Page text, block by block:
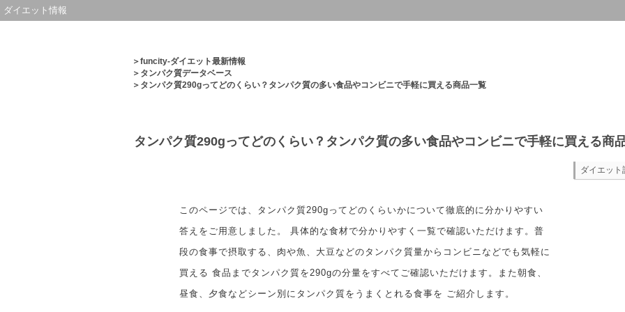
ダイエット情報
＞funcity-ダイエット最新情報
＞ タンパク質データベース
＞タンパク質290gってどのくらい？タンパク質の多い食品やコンビニで手軽に買える商品一覧
タンパク質290gってどのくらい？タンパク質の多い食品やコンビニで手軽に買える商
このページでは、タンパク質290gってどのくらいかについて徹底的に分かりやすい
答えをご用意しました。 具体的な食材で分かりやすく一覧で確認いただけます。普
段の食事で摂取する、肉や魚、大豆などのタンパク質量からコンビニなどでも気軽に
買える 食品までタンパク質を290gの分量をすべてご確認いただけます。また朝食、
昼食、夕食などシーン別にタンパク質をうまくとれる食事を ご紹介します。
ダイエット